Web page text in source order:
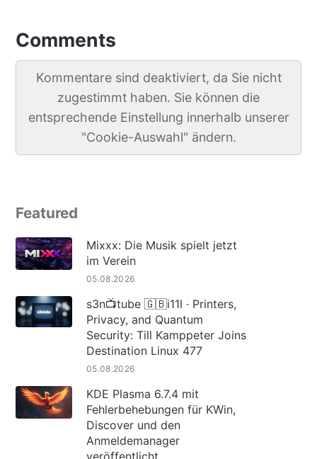
Comments
Kommentare sind deaktiviert, da Sie nicht
zugestimmt haben. Sie können die
entsprechende Einstellung innerhalb unserer
"Cookie-Auswahl" ändern.
Featured
Mixxx: Die Musik spielt jetzt
im Verein
05.08.2026
s3n📺tube 🇬🇧i11l · Printers,
Privacy, and Quantum
Security: Till Kamppeter Joins
Destination Linux 477
05.08.2026
KDE Plasma 6.7.4 mit
Fehlerbehebungen für KWin,
Discover und den
Anmeldemanager